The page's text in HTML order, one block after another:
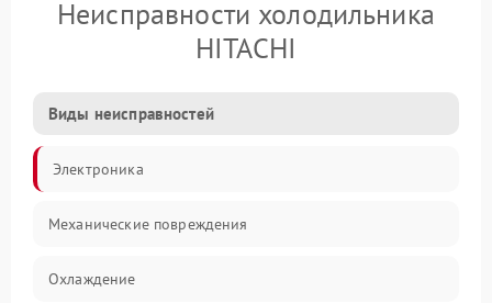
Неисправности холодильника
HITACHI
Виды неисправностей
Электроника
Механические повреждения
Охлаждение